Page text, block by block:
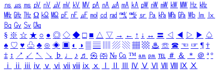
㎱ ㎲ ㎳ ㎴ ㎵ ㎶ ㎷ ㎸ ㎹ ㎀ ㎁ ㎂ ㎃ ㎄ ㎺ ㎻ ㎽ ㎾ ㎿ ㎐ ㎑
㎒ ㎓ ㎔ Ω ㏀ ㏁ ㎊ ㎋ ㎌ ㏖ ㏅ ㎭ ㎮ ㎯ ㏛ ㎩ ㎪ ㎫ ㎬ ㏝ ㏐
㏓
㏃ ㏉ ㏜ ㏆
§ ※ ☆ ★ ○ ● ◎ ◇ ◆ □ ■ △ ▽ → ← ↑ ↓ ↔ 〓 ◁ ◀ ▷ ▶ ♤
♠ ♡ ♥ ♧ ♣ ⊙ ◈ ▣ ◐ ◑ ▒ ▤ ▨ ▧ ▦ ▩ ♨ ☏ ☎ ☜ ☞ ¶ †
‡ ↕ ↗ ↙ ↖ ↘ ♭ ♩ ♪ ♬ ㉿ ㈜ № ㏇ ™ ㏂ ㏘ ℡ ＃ ＆ ＊ ＠ ª º
ⅰ
ⅱ ⅲ ⅳ ⅴ ⅵ ⅶ ⅷ ⅸ ⅹ Ⅳ Ⅴ Ⅵ Ⅶ Ⅷ Ⅸ Ⅹ